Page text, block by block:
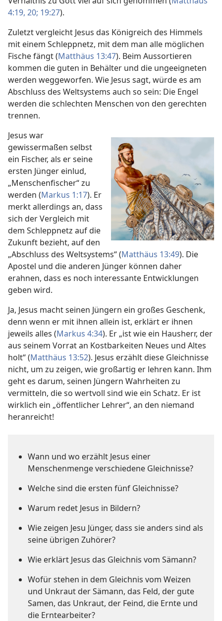
4:19, 20; 19:27).
Zuletzt vergleicht Jesus das Königreich des Himmels
mit einem Schleppnetz, mit dem man alle möglichen
Fische fängt (Matthäus 13:47). Beim Aussortieren
kommen die guten in Behälter und die ungeeigneten
werden weggeworfen. Wie Jesus sagt, würde es am
Abschluss des Weltsystems auch so sein: Die Engel
werden die schlechten Menschen von den gerechten
trennen.
Jesus war
gewissermaßen selbst
ein Fischer, als er seine
ersten Jünger einlud,
„Menschenfischer“ zu
werden (Markus 1:17). Er
merkt allerdings an, dass
sich der Vergleich mit
dem Schleppnetz auf die
Zukunft bezieht, auf den
„Abschluss des Weltsystems“ (Matthäus 13:49). Die
Apostel und die anderen Jünger können daher
erahnen, dass es noch interessante Entwicklungen
geben wird.
Ja, Jesus macht seinen Jüngern ein großes Geschenk,
denn wenn er mit ihnen allein ist, erklärt er ihnen
jeweils alles (Markus 4:34). Er „ist wie ein Hausherr, der
aus seinem Vorrat an Kostbarkeiten Neues und Altes
holt“ (Matthäus 13:52). Jesus erzählt diese Gleichnisse
nicht, um zu zeigen, wie großartig er lehren kann. Ihm
geht es darum, seinen Jüngern Wahrheiten zu
vermitteln, die so wertvoll sind wie ein Schatz. Er ist
wirklich ein „öffentlicher Lehrer“, an den niemand
heranreicht!
Wann und wo erzählt Jesus einer
Menschenmenge verschiedene Gleichnisse?
Welche sind die ersten fünf Gleichnisse?
Warum redet Jesus in Bildern?
Wie zeigen Jesu Jünger, dass sie anders sind als
seine übrigen Zuhörer?
Wie erklärt Jesus das Gleichnis vom Sämann?
Wofür stehen in dem Gleichnis vom Weizen
und Unkraut der Sämann, das Feld, der gute
Samen, das Unkraut, der Feind, die Ernte und
die Erntearbeiter?